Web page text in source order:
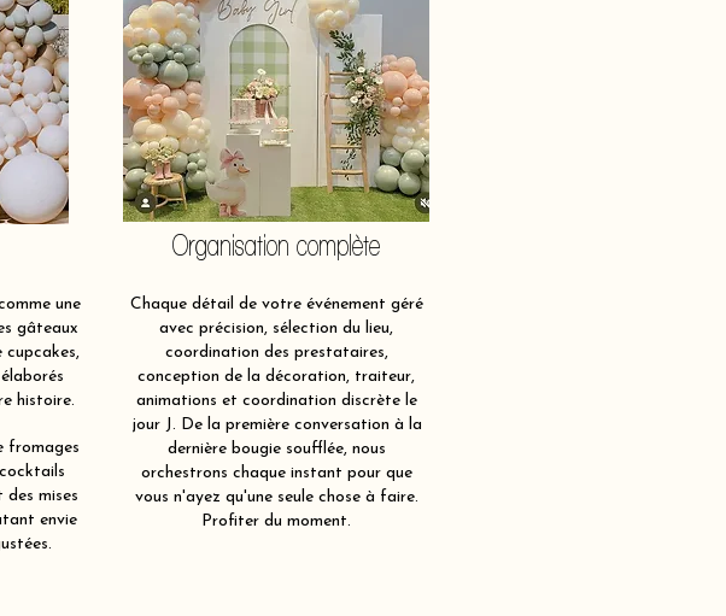
une
gâteaux
cupcakes,
histoire.
fromages
mises
envie
Organisation complète
Chaque détail de votre événement géré
avec précision, sélection du lieu,
coordination des prestataires,
conception de la décoration, traiteur,
animations et coordination discrète le
jour J. De la première conversation à la
dernière bougie soufflée, nous
orchestrons chaque instant pour que
vous n'ayez qu'une seule chose à faire.
Profiter du moment.